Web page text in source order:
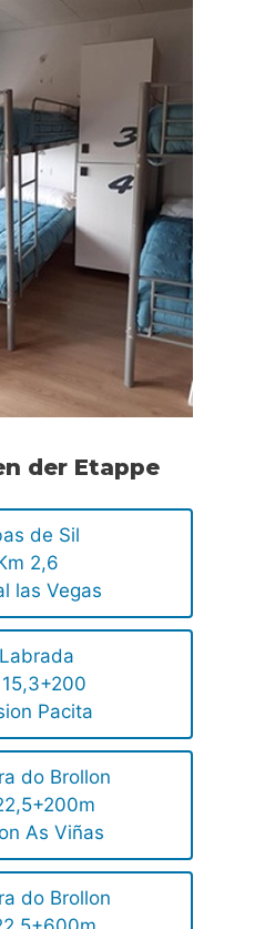
der Etappe
de Sil
2,6
las Vegas
Pacita
do Brollon
As Viñas
do Brollon